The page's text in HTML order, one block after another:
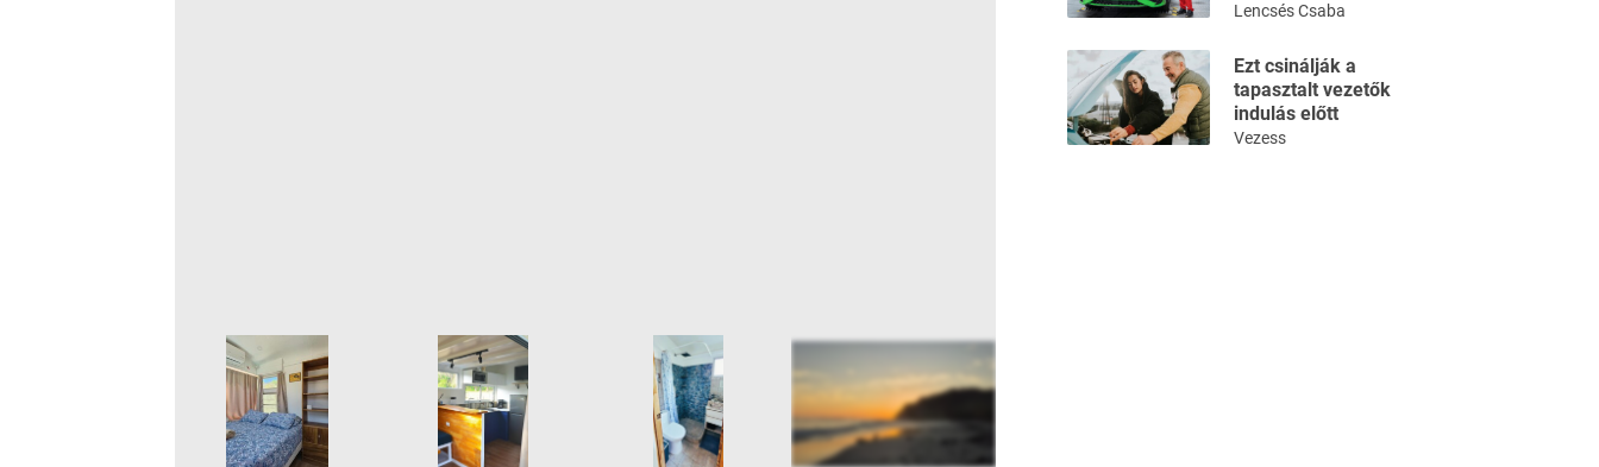
Lencsés Csaba
Ezt csinálják a
tapasztalt vezetők
indulás előtt
Vezess